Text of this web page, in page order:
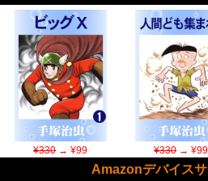
¥330→ ¥99 ¥330→ ¥99
Amazonデバイス